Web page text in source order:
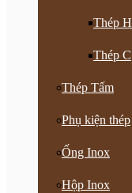
Thép H
Thép C
Thép Tấm
Phụ kiện thép
Ống Inox
Hộp Inox